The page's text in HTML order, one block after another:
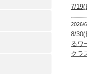
7/19(
2026/
8/30(
るワ
クラ